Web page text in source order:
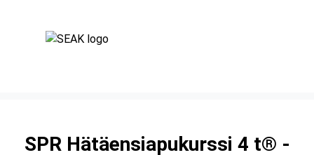
SPR Hätäensiapukurssi 4 t® -